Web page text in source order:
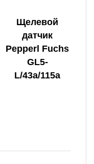
Щелевой
датчик
Pepperl Fuchs
GL5-
L/43a/115a